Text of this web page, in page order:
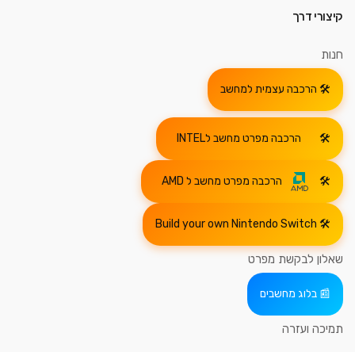
קיצורי דרך
חנות
הרכבה עצמית למחשב
הרכבה מפרט מחשב לINTEL
הרכבה מפרט מחשב ל AMD
Build your own Nintendo Switch
שאלון לבקשת מפרט
בלוג מחשבים
תמיכה ועזרה